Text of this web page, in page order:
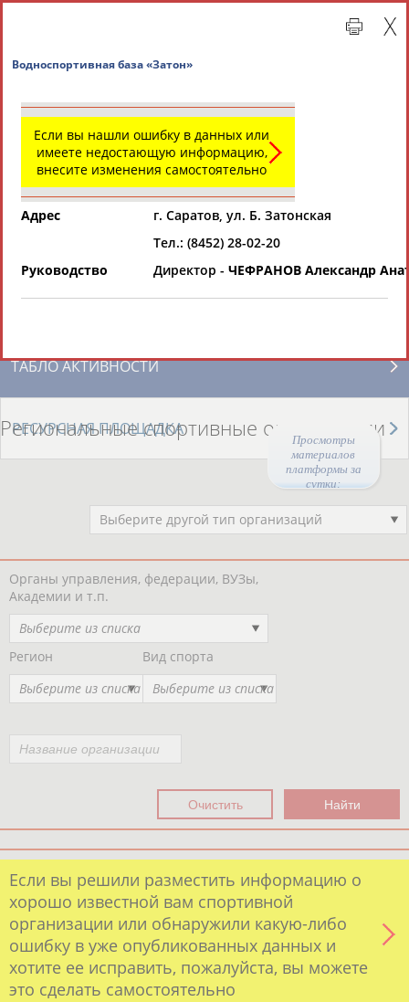
Просмотры
материалов
платформы за
сутки:
Региональные спортивные организации
СВОДНЫЕ ИНДЕКСЫ
ТАБЛО АКТИВНОСТИ
РЕСУРСНАЯ ПЛОЩАДКА
Региональные спортивные организации
Выберите другой тип организаций
Органы управления, федерации, ВУЗы,
Академии и т.п.
Выберите из списка
Регион
Выберите из списка
Вид спорта
Выберите из списка
Если вы решили разместить информацию о
хорошо известной вам спортивной
организации или обнаружили какую-либо
ошибку в уже опубликованных данных и
хотите ее исправить, пожалуйста, вы можете
это сделать самостоятельно
Если вы нашли ошибку в данных или
имеете недостающую информацию,
внесите изменения самостоятельно
Адрес
г. Саратов, ул. Б. Затонская
Тел.: (8452) 28-02-20
Руководство
Директор - ЧЕФРАНОВ Александр